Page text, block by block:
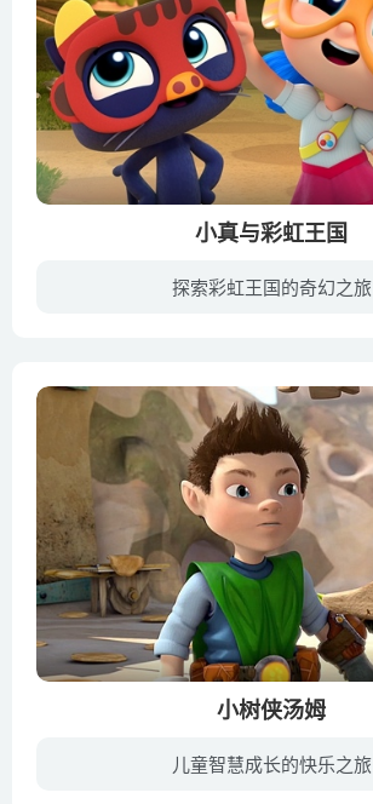
小真与彩虹王国
探索彩虹王国的奇幻之旅
小树侠汤姆
儿童智慧成长的快乐之旅